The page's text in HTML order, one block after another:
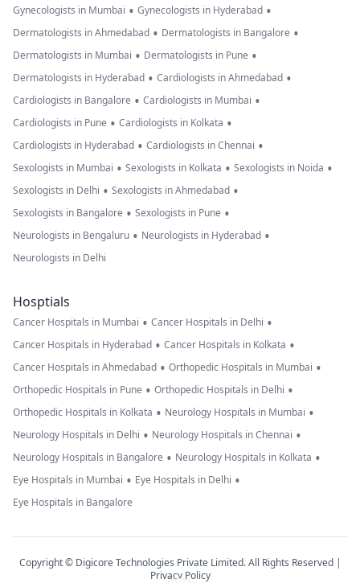
Gynecologists in Mumbai • Gynecologists in Hyderabad •
Dermatologists in Ahmedabad • Dermatologists in Bangalore •
Dermatologists in Mumbai • Dermatologists in Pune •
Dermatologists in Hyderabad • Cardiologists in Ahmedabad •
Cardiologists in Bangalore • Cardiologists in Mumbai •
Cardiologists in Pune • Cardiologists in Kolkata •
Cardiologists in Hyderabad • Cardiologists in Chennai •
Sexologists in Mumbai • Sexologists in Kolkata • Sexologists in Noida •
Sexologists in Delhi • Sexologists in Ahmedabad •
Sexologists in Bangalore • Sexologists in Pune •
Neurologists in Bengaluru • Neurologists in Hyderabad •
Neurologists in Delhi
Hosptials
Cancer Hospitals in Mumbai • Cancer Hospitals in Delhi •
Cancer Hospitals in Hyderabad • Cancer Hospitals in Kolkata •
Cancer Hospitals in Ahmedabad • Orthopedic Hospitals in Mumbai •
Orthopedic Hospitals in Pune • Orthopedic Hospitals in Delhi •
Orthopedic Hospitals in Kolkata • Neurology Hospitals in Mumbai •
Neurology Hospitals in Delhi • Neurology Hospitals in Chennai •
Neurology Hospitals in Bangalore • Neurology Hospitals in Kolkata •
Eye Hospitals in Mumbai • Eye Hospitals in Delhi •
Eye Hospitals in Bangalore
Copyright © Digicore Technologies Private Limited. All Rights Reserved |
Privacy Policy